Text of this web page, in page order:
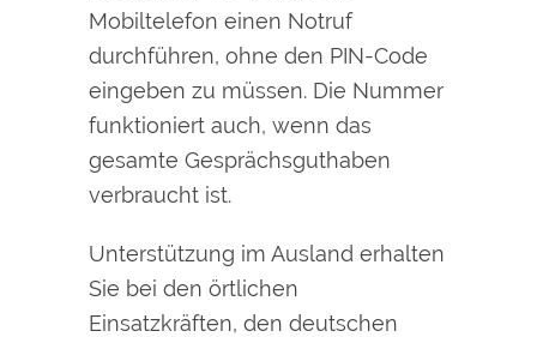
Mobiltelefon einen Notruf
durchführen, ohne den PIN-Code
eingeben zu müssen. Die Nummer
funktioniert auch, wenn das
gesamte Gesprächsguthaben
verbraucht ist.
Unterstützung im Ausland erhalten
Sie bei den örtlichen
Einsatzkräften, den deutschen